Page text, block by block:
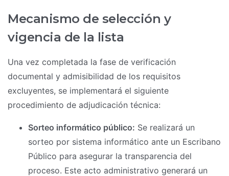
Mecanismo de selección y
vigencia de la lista
Una vez completada la fase de verificación
documental y admisibilidad de los requisitos
excluyentes, se implementará el siguiente
procedimiento de adjudicación técnica:
Sorteo informático público: Se realizará un
sorteo por sistema informático ante un Escribano
Público para asegurar la transparencia del
proceso. Este acto administrativo generará un